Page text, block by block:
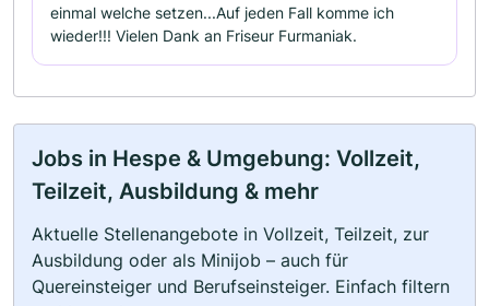
einmal welche setzen...Auf jeden Fall komme ich
wieder!!! Vielen Dank an Friseur Furmaniak.
Jobs in Hespe & Umgebung: Vollzeit,
Teilzeit, Ausbildung & mehr
Aktuelle Stellenangebote in Vollzeit, Teilzeit, zur
Ausbildung oder als Minijob – auch für
Quereinsteiger und Berufseinsteiger. Einfach filtern